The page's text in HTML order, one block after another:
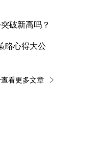
破新高吗？
略心得大公
看更多文章